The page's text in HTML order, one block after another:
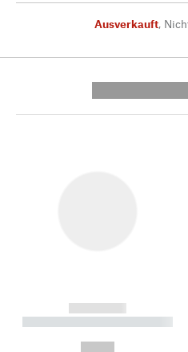
Ausverkauft,
------------
----------- ----------- --------